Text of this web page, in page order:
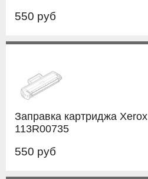
550 руб
Заправка картриджа Xerox
113R00735
550 руб